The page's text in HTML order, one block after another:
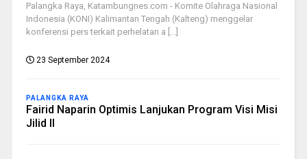
Palangka Raya, Katambungnes.com - Komite Olahraga Nasional
Indonesia (KONI) Kalimantan Tengah (Kalteng) menggelar
konferensi pers terkait perhelatan a [...]
23 September 2024
PALANGKA RAYA
Fairid Naparin Optimis Lanjukan Program Visi Misi
Jilid II